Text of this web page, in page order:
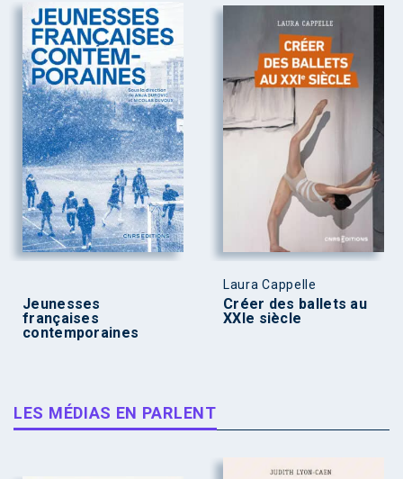
Jeunesses
françaises
contemporaines
Laura Cappelle
Créer des ballets au
XXIe siècle
LES MÉDIAS EN PARLENT